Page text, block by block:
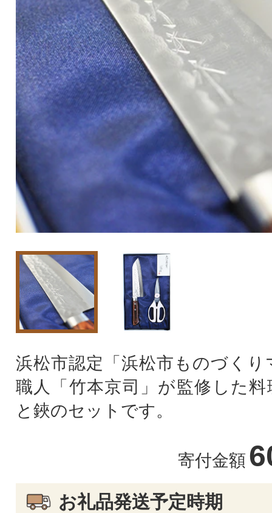
浜松市認定「浜松市ものづくり
職人「竹本京司」が監修した料
と鋏のセットです。
寄付金額
お礼品発送予定時期